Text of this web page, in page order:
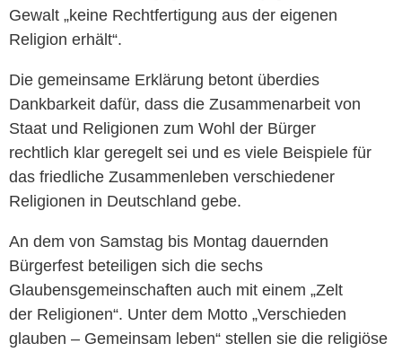
Gewalt „keine Rechtfertigung aus der eigenen
Religion erhält“.
Die gemeinsame Erklärung betont überdies
Dankbarkeit dafür, dass die Zusammenarbeit von
Staat und Religionen zum Wohl der Bürger
rechtlich klar geregelt sei und es viele Beispiele für
das friedliche Zusammenleben verschiedener
Religionen in Deutschland gebe.
An dem von Samstag bis Montag dauernden
Bürgerfest beteiligen sich die sechs
Glaubensgemeinschaften auch mit einem „Zelt
der Religionen“. Unter dem Motto „Verschieden
glauben – Gemeinsam leben“ stellen sie die religiöse